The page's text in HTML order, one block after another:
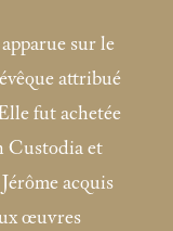
sur le
attribué
fut achetée
Custodia et
acquis
œuvres